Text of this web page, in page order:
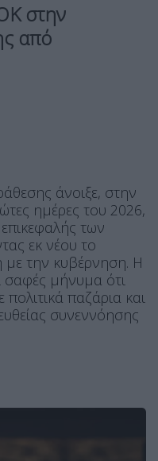
στην
από
άνοιξε, στην
ημέρες του 2026,
των
εκ νέου το
την κυβέρνηση. Η
σαφές μήνυμα ότι
πολιτικά παζάρια και
συνεννόησης